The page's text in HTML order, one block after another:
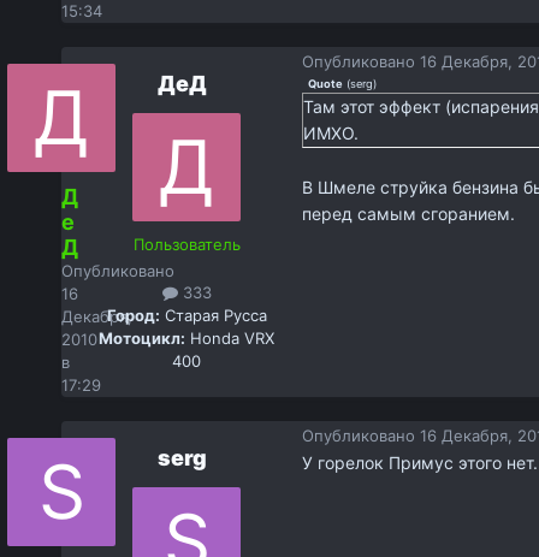
15:34
Д
е
Д
Опубликовано
16
Декабря,
2010
в
17:29
ДеД
Пользователь
333
Город: Старая Русса
Мотоцикл: Honda VRX
400
Опубликовано16 Декабря,
Quote (serg)
Там этот эффект
ИМХО.
В Шмеле струйка бензина
перед самым сгоранием.
serg
Опубликовано16 Декабря,
У горелок Примус этого